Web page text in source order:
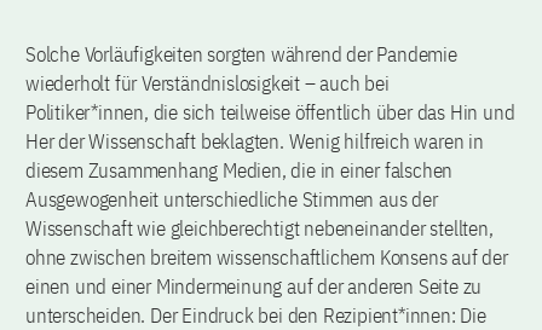
Solche Vorläufigkeiten sorgten während der Pandemie
wiederholt für Verständnislosigkeit – auch bei
Politiker*innen, die sich teilweise öffentlich über das Hin und
Her der Wissenschaft beklagten. Wenig hilfreich waren in
diesem Zusammenhang Medien, die in einer falschen
Ausgewogenheit unterschiedliche Stimmen aus der
Wissenschaft wie gleichberechtigt nebeneinander stellten,
ohne zwischen breitem wissenschaftlichem Konsens auf der
einen und einer Mindermeinung auf der anderen Seite zu
unterscheiden. Der Eindruck bei den Rezipient*innen: Die